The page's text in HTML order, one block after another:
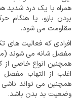
همراه با یک درد شدید
بردن بازو، یا هنگام
مقاومت می شود.
افرادی که فعالیت های
مفصل شانه می شوند
همچنین انواع خاصی از
اغلب از التهاب
همچنین می تواند
وضعیت بد بدن باشد.